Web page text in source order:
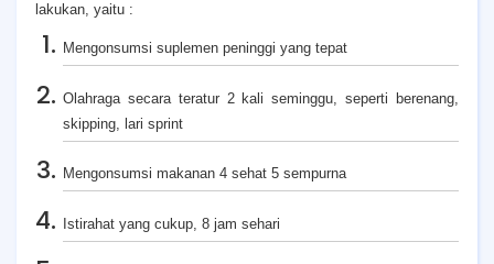
lakukan, yaitu :
Mengonsumsi suplemen peninggi yang tepat
Olahraga secara teratur 2 kali seminggu, seperti berenang,
skipping, lari sprint
Mengonsumsi makanan 4 sehat 5 sempurna
Istirahat yang cukup, 8 jam sehari